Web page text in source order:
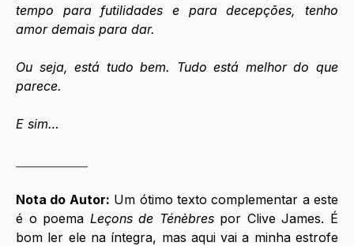
tempo para futilidades e para decepções, tenho
amor demais para dar.
Ou seja, está tudo bem. Tudo está melhor do que
parece.
E sim…
Nota do Autor: Um ótimo texto complementar a este
é o poema Leçons de Ténèbres por Clive James. É
bom ler ele na íntegra, mas aqui vai a minha estrofe